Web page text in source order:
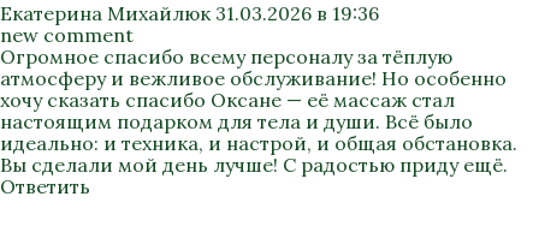
Екатерина Михайлюк 31.03.2026 в 19:36
new comment
Огромное спасибо всему персоналу за тёплую
атмосферу и вежливое обслуживание! Но особенно
хочу сказать спасибо Оксане — её массаж стал
настоящим подарком для тела и души. Всё было
идеально: и техника, и настрой, и общая обстановка.
Вы сделали мой день лучше! С радостью приду ещё.
Ответить